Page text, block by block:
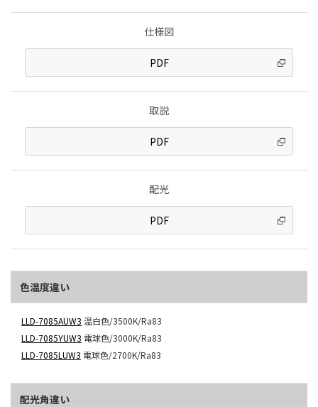
仕様図
PDF
取説
PDF
配光
PDF
色温度違い
LLD-7085AUW3 温白色/3500K/Ra83
LLD-7085YUW3 電球色/3000K/Ra83
LLD-7085LUW3 電球色/2700K/Ra83
配光角違い